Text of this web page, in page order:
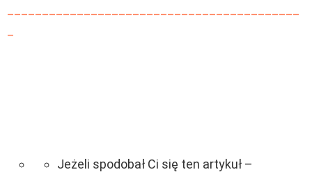
Jeżeli spodobał Ci się ten artykuł –